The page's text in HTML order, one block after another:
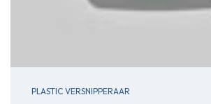
PLASTIC VERSNIPPERAAR